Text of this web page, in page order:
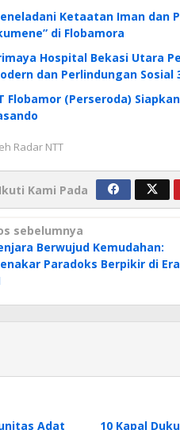
Ketaatan Iman dan
di Flobamora
Hospital Bekasi Utara
dan Perlindungan Sosial
Flobamor (Perseroda)
Radar NTT
Ikuti Kami Pada
sebelumnya
Berwujud Kemudahan:
Paradoks Berpikir di Era
Adat
10 Kapal